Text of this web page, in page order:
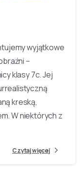
wyjątkowe
–
klasy 7c. Jej
kreską,
W niektórych z
Czytaj więcej